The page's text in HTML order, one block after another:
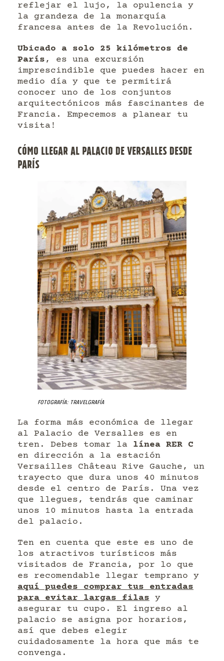
reflejar el lujo, la opulencia y
la grandeza de la monarquía
francesa antes de la Revolución.
Ubicado a solo 25 kilómetros de
París , es una excursión
imprescindible que puedes hacer en
medio día y que te permitirá
conocer uno de los conjuntos
arquitectónicos más fascinantes de
Francia. Empecemos a planear tu
visita!
CÓMO LLEGAR AL PALACIO DE VERSALLES DESDE
PARÍS
Fotografía: Travelgrafía
La forma más económica de llegar
al Palacio de Versalles es en
tren. Debes tomar la línea RER C
en dirección a la estación
Versailles Château Rive Gauche, un
trayecto que dura unos 40 minutos
desde el centro de París. Una vez
que llegues, tendrás que caminar
unos 10 minutos hasta la entrada
del palacio.
Ten en cuenta que este es uno de
los atractivos turísticos más
visitados de Francia, por lo que
es recomendable llegar temprano y
aquí puedes comprar tus entradas
para evitar largas filas y
asegurar tu cupo. El ingreso al
palacio se asigna por horarios,
así que debes elegir
cuidadosamente la hora que más te
convenga.